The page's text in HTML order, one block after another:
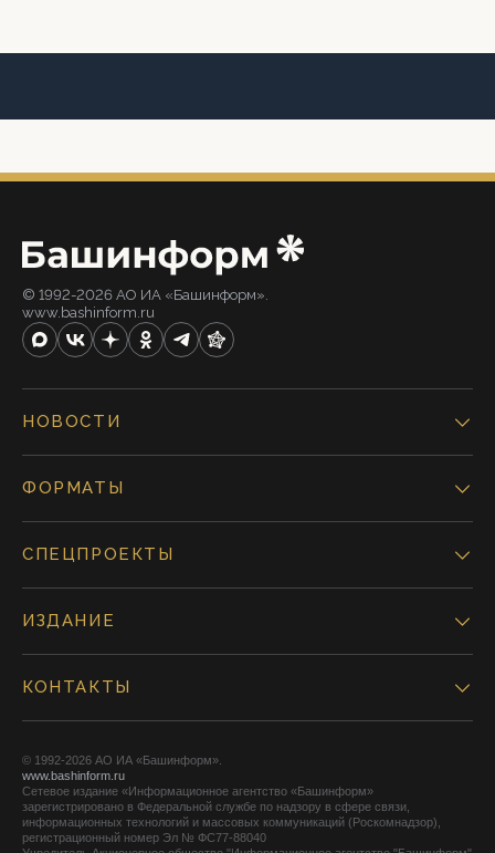
© 1992-2026 АО ИА «Башинформ».
www.bashinform.ru
НОВОСТИ
ФОРМАТЫ
СПЕЦПРОЕКТЫ
ИЗДАНИЕ
КОНТАКТЫ
© 1992-2026 АО ИА «Башинформ».
www.bashinform.ru
Сетевое издание «Информационное агентство «Башинформ»
зарегистрировано в Федеральной службе по надзору в сфере связи,
информационных технологий и массовых коммуникаций (Роскомнадзор),
регистрационный номер Эл № ФС77-88040